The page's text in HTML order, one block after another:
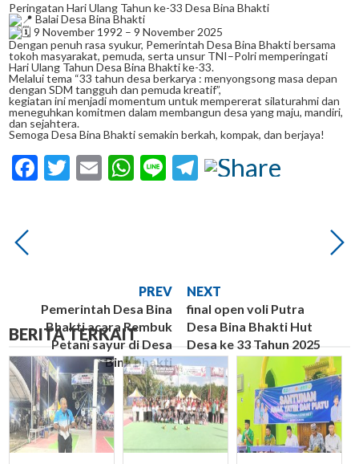
Peringatan Hari Ulang Tahun ke-33 Desa Bina Bhakti
Balai Desa Bina Bhakti
9 November 1992 – 9 November 2025
Dengan penuh rasa syukur, Pemerintah Desa Bina Bhakti bersama
tokoh masyarakat, pemuda, serta unsur TNI–Polri memperingati
Hari Ulang Tahun Desa Bina Bhakti ke-33.
Melalui tema “33 tahun desa berkarya : menyongsong masa depan
dengan SDM tangguh dan pemuda kreatif”,
kegiatan ini menjadi momentum untuk mempererat silaturahmi dan
meneguhkan komitmen dalam membangun desa yang maju, mandiri,
dan sejahtera.
Semoga Desa Bina Bhakti semakin berkah, kompak, dan berjaya!
Facebook
Twitter
EmailWhatsApp
LineTelegram
PREV
Pemerintah Desa Bina
Bhakti acara Rembuk
Petani sayur di Desa
Bina bhakti
NEXT
final open voli Putra
Desa Bina Bhakti Hut
Desa ke 33 Tahun 2025
BERITA TERKAIT